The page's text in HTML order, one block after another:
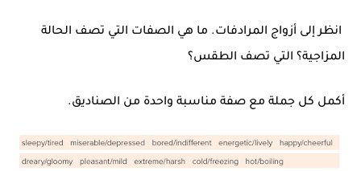
انظر إلى أزواج المرادفات. ما هي الصفات التي تصف الحالة
المزاجية؟ التي تصف الطقس؟
أكمل كل جملة مع صفة مناسبة واحدة من الصناديق.